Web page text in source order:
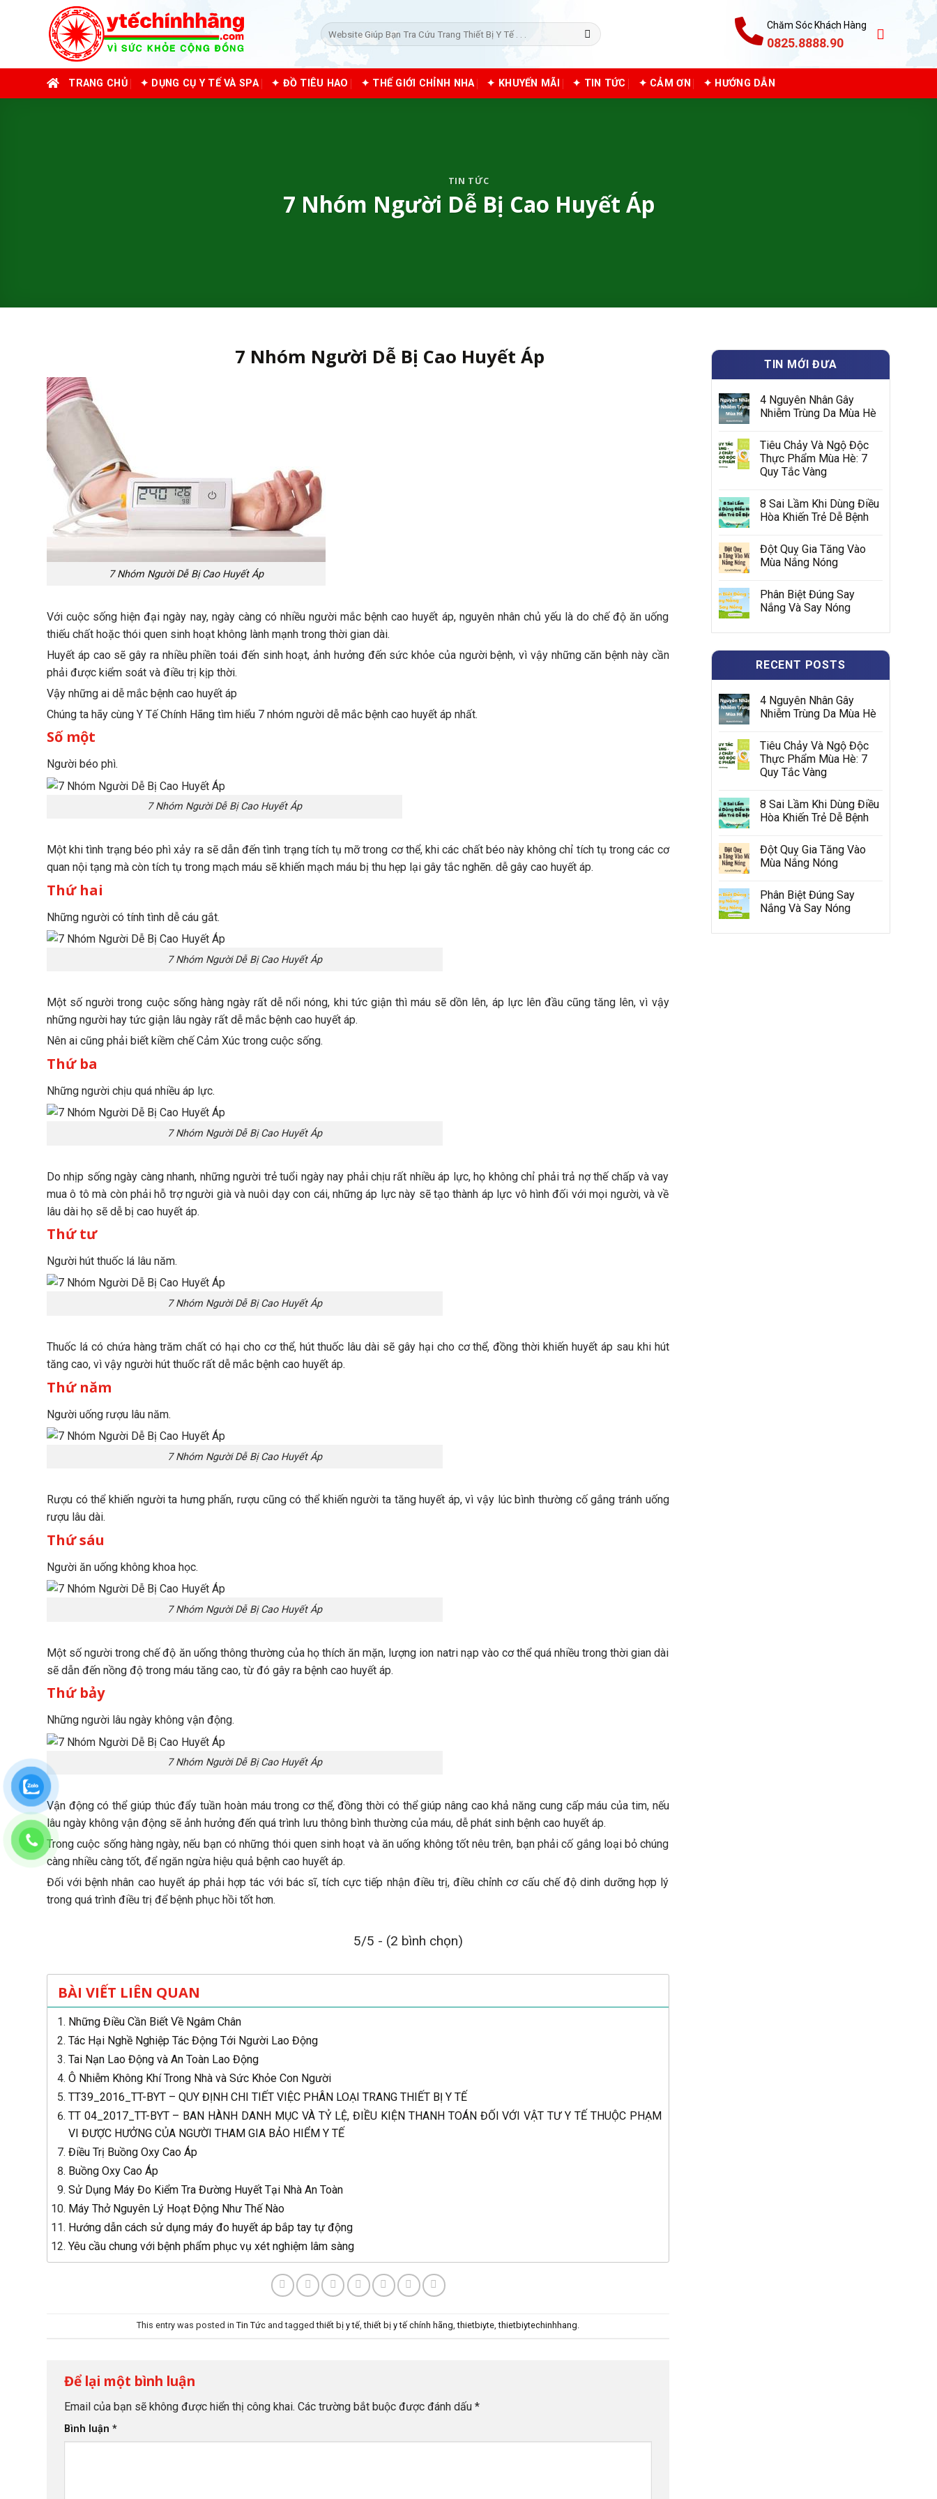
Tìm
kiếm:
Chăm Sóc Khách Hàng
0825.8888.90
TRANG CHỦ ✦ DỤNG CỤ Y TẾ VÀ SPA ✦ ĐỒ TIÊU HAO ✦ THẾ GIỚI CHỈNH NHA ✦ KHUYẾN MÃI ✦ TIN TỨC ✦ CẢM ƠN ✦ HƯỚNG DẪN
TIN TỨC
7 Nhóm Người Dễ Bị Cao Huyết Áp
7 Nhóm Người Dễ Bị Cao Huyết Áp
7 Nhóm Người Dễ Bị Cao Huyết Áp
Với cuộc sống hiện đại ngày nay, ngày càng có nhiều người mắc bệnh cao huyết áp, nguyên nhân chủ yếu là do chế độ ăn uống
thiếu chất hoặc thói quen sinh hoạt không lành mạnh trong thời gian dài.
Huyết áp cao sẽ gây ra nhiều phiền toái đến sinh hoạt, ảnh hưởng đến sức khỏe của người bệnh, vì vậy những căn bệnh này cần
phải được kiểm soát và điều trị kịp thời.
Vậy những ai dễ mắc bệnh cao huyết áp
Chúng ta hãy cùng Y Tế Chính Hãng tìm hiểu 7 nhóm người dễ mắc bệnh cao huyết áp nhất.
Số một
Người béo phì.
7 Nhóm Người Dễ Bị Cao Huyết Áp
Một khi tình trạng béo phì xảy ra sẽ dẫn đến tình trạng tích tụ mỡ trong cơ thể, khi các chất béo này không chỉ tích tụ trong các cơ
quan nội tạng mà còn tích tụ trong mạch máu sẽ khiến mạch máu bị thu hẹp lại gây tắc nghẽn. dễ gây cao huyết áp.
Thứ hai
Những người có tính tình dễ cáu gắt.
7 Nhóm Người Dễ Bị Cao Huyết Áp
Một số người trong cuộc sống hàng ngày rất dễ nổi nóng, khi tức giận thì máu sẽ dồn lên, áp lực lên đầu cũng tăng lên, vì vậy
những người hay tức giận lâu ngày rất dễ mắc bệnh cao huyết áp.
Nên ai cũng phải biết kiềm chế Cảm Xúc trong cuộc sống.
Thứ ba
Những người chịu quá nhiều áp lực.
7 Nhóm Người Dễ Bị Cao Huyết Áp
Do nhịp sống ngày càng nhanh, những người trẻ tuổi ngày nay phải chịu rất nhiều áp lực, họ không chỉ phải trả nợ thế chấp và vay
mua ô tô mà còn phải hỗ trợ người già và nuôi dạy con cái, những áp lực này sẽ tạo thành áp lực vô hình đối với mọi người, và về
lâu dài họ sẽ dễ bị cao huyết áp.
Thứ tư
Người hút thuốc lá lâu năm.
7 Nhóm Người Dễ Bị Cao Huyết Áp
Thuốc lá có chứa hàng trăm chất có hại cho cơ thể, hút thuốc lâu dài sẽ gây hại cho cơ thể, đồng thời khiến huyết áp sau khi hút
tăng cao, vì vậy người hút thuốc rất dễ mắc bệnh cao huyết áp.
Thứ năm
Người uống rượu lâu năm.
7 Nhóm Người Dễ Bị Cao Huyết Áp
Rượu có thể khiến người ta hưng phấn, rượu cũng có thể khiến người ta tăng huyết áp, vì vậy lúc bình thường cố gắng tránh uống
rượu lâu dài.
Thứ sáu
Người ăn uống không khoa học.
7 Nhóm Người Dễ Bị Cao Huyết Áp
Một số người trong chế độ ăn uống thông thường của họ thích ăn mặn, lượng ion natri nạp vào cơ thể quá nhiều trong thời gian dài
sẽ dẫn đến nồng độ trong máu tăng cao, từ đó gây ra bệnh cao huyết áp.
Thứ bảy
Những người lâu ngày không vận động.
7 Nhóm Người Dễ Bị Cao Huyết Áp
Vận động có thể giúp thúc đẩy tuần hoàn máu trong cơ thể, đồng thời có thể giúp nâng cao khả năng cung cấp máu của tim, nếu
lâu ngày không vận động sẽ ảnh hưởng đến quá trình lưu thông bình thường của máu, dễ phát sinh bệnh cao huyết áp.
Trong cuộc sống hàng ngày, nếu bạn có những thói quen sinh hoạt và ăn uống không tốt nêu trên, bạn phải cố gắng loại bỏ chúng
càng nhiều càng tốt, để ngăn ngừa hiệu quả bệnh cao huyết áp.
Đối với bệnh nhân cao huyết áp phải hợp tác với bác sĩ, tích cực tiếp nhận điều trị, điều chỉnh cơ cấu chế độ dinh dưỡng hợp lý
trong quá trình điều trị để bệnh phục hồi tốt hơn.
5/5 - (2 bình chọn)
BÀI VIẾT LIÊN QUAN
Những Điều Cần Biết Về Ngâm Chân
Tác Hại Nghề Nghiệp Tác Động Tới Người Lao Động
Tai Nạn Lao Động và An Toàn Lao Động
Ô Nhiễm Không Khí Trong Nhà và Sức Khỏe Con Người
TT39_2016_TT-BYT – QUY ĐỊNH CHI TIẾT VIỆC PHÂN LOẠI TRANG THIẾT BỊ Y TẾ
TT 04_2017_TT-BYT – BAN HÀNH DANH MỤC VÀ TỶ LỆ, ĐIỀU KIỆN THANH TOÁN ĐỐI VỚI VẬT TƯ Y TẾ THUỘC PHẠM
VI ĐƯỢC HƯỞNG CỦA NGƯỜI THAM GIA BẢO HIỂM Y TẾ
Điều Trị Buồng Oxy Cao Áp
Buồng Oxy Cao Áp
Sử Dụng Máy Đo Kiểm Tra Đường Huyết Tại Nhà An Toàn
Máy Thở Nguyên Lý Hoạt Động Như Thế Nào
Hướng dẫn cách sử dụng máy đo huyết áp bắp tay tự động
Yêu cầu chung với bệnh phẩm phục vụ xét nghiệm lâm sàng
This entry was posted in Tin Tứcand taggedthiết bị y tế,thiết bị y tế chính hãng ,thietbiyte,thietbiytechinhhang
Để lại một bình luận
Email của bạn sẽ không được hiển thị công khai. Các trường bắt buộc được đánh dấu *
Bình luận *
TIN MỚI ĐƯA
4 Nguyên Nhân Gây
Nhiễm Trùng Da Mùa Hè
Tiêu Chảy Và Ngộ Độc
Thực Phẩm Mùa Hè: 7
Quy Tắc Vàng
8 Sai Lầm Khi Dùng Điều
Hòa Khiến Trẻ Dễ Bệnh
Đột Quỵ Gia Tăng Vào
Mùa Nắng Nóng
Phân Biệt Đúng Say
Nắng Và Say Nóng
RECENT POSTS
4 Nguyên Nhân Gây
Nhiễm Trùng Da Mùa Hè
Tiêu Chảy Và Ngộ Độc
Thực Phẩm Mùa Hè: 7
Quy Tắc Vàng
8 Sai Lầm Khi Dùng Điều
Hòa Khiến Trẻ Dễ Bệnh
Đột Quỵ Gia Tăng Vào
Mùa Nắng Nóng
Phân Biệt Đúng Say
Nắng Và Say Nóng